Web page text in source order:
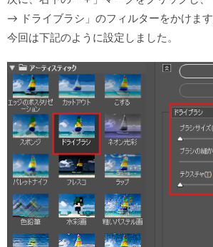
→ ドライブラシ」のフィルターをかけます
今回は下記のように設定しました。